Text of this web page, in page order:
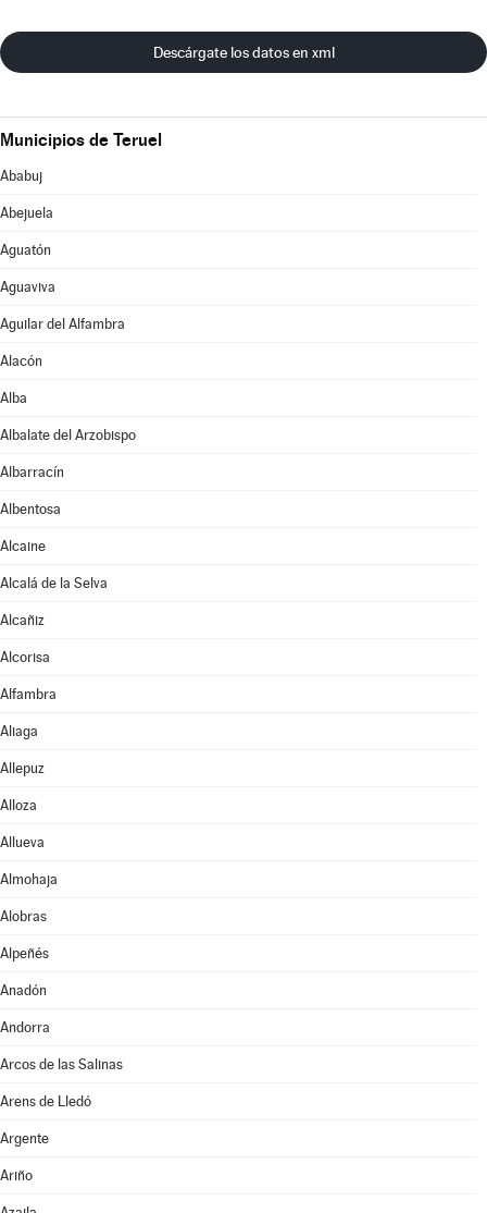
Descárgate los datos en xml
Municipios de Teruel
Ababuj
Abejuela
Aguatón
Aguaviva
Aguilar del Alfambra
Alacón
Alba
Albalate del Arzobispo
Albarracín
Albentosa
Alcaine
Alcalá de la Selva
Alcañiz
Alcorisa
Alfambra
Aliaga
Allepuz
Alloza
Allueva
Almohaja
Alobras
Alpeñés
Anadón
Andorra
Arcos de las Salinas
Arens de Lledó
Argente
Ariño